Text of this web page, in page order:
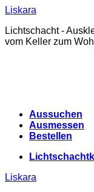
Zum
springen
Liskara
Lichtschacht -
vom Keller zum
Aussuchen
Ausmessen
Bestellen
Liskara